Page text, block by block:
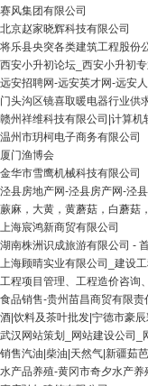
赛风集团有限公司
北京赵家晓辉科技有限公司
将乐县央突各类建筑工程股份
西安小升初论坛_西安小升初
远安招聘网-远安英才网-远安
门头沟区镜喜取暖电器行业供
赣州祥维科技有限公司|计算
温州市玥柯电子商务有限公司
厦门渔博会
金华市雪鹰机械科技有限公司
泾县房地产网-泾县房产网-泾
蕨麻，大黄，黄蘑菇，白蘑菇
上海宸鸿新商贸有限公司
湖南株洲识成旅游有限公司 -
上海顾晴实业有限公司_建设
工程项目管理、工程造价咨询
食品销售-贵州苗昌商贸有限责
酒|饮料及茶叶批发|宁德市豪辰
武汉网站策划_网站建设公司_
销售汽油|柴油|天然气|新疆茹
水产品养殖-黄冈市奇夕水产养